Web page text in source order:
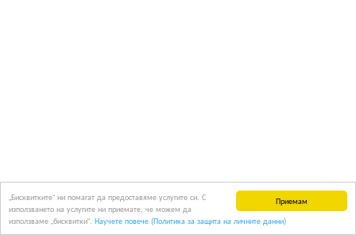
Приемам
„Бисквитките“ ни помагат да предоставяме услугите си. С
използването на услугите ни приемате, че можем да
използваме „бисквитки“. Научете повече (Политика за защита на личните данни)